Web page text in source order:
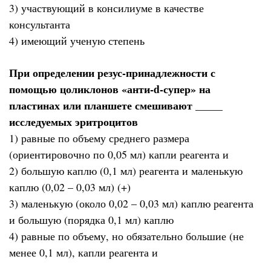
3) участвующий в консилиуме в качестве
консультанта
4) имеющий ученую степень
При определении резус-принадлежности с
помощью цоликлонов «анти-d-супер» на
пластинах или планшете смешивают _____
исследуемых эритроцитов
1) равные по объему среднего размера
(ориентировочно по 0,05 мл) капли реагента и
2) большую каплю (0,1 мл) реагента и маленькую
каплю (0,02 – 0,03 мл) (+)
3) маленькую (около 0,02 – 0,03 мл) каплю реагента
и большую (порядка 0,1 мл) каплю
4) равные по объему, но обязательно большие (не
менее 0,1 мл), капли реагента и